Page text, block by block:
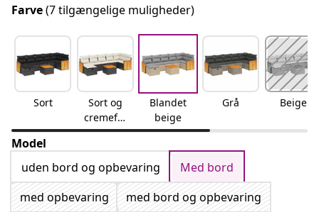
Farve(7 tilgængelige muligheder)
Sort
Sort og
cremefar
vet
Blandet
beige
Grå Beige
Model
uden bord og opbevaring
Med bord
med opbevaring
med bord og opbevaring